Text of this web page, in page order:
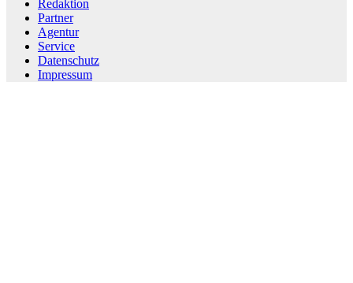
Redaktion
Partner
Agentur
Service
Datenschutz
Impressum